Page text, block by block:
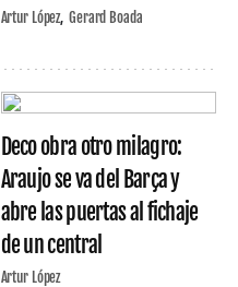
Artur López Gerard Boada
Deco obra otro milagro:
Araujo se va del Barça y
abre las puertas al fichaje
de un central
Artur López